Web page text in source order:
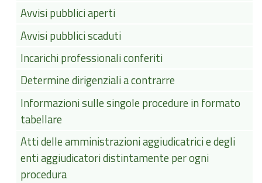
Avvisi pubblici aperti
Avvisi pubblici scaduti
Incarichi professionali conferiti
Determine dirigenziali a contrarre
Informazioni sulle singole procedure in formato
tabellare
Atti delle amministrazioni aggiudicatrici e degli
enti aggiudicatori distintamente per ogni
procedura